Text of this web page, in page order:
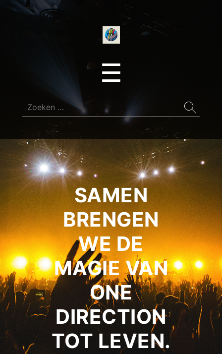
☰
Zoeken
naar:
SAMEN
BRENGEN
WE DE
MAGIE VAN
ONE
DIRECTION
TOT LEVEN.